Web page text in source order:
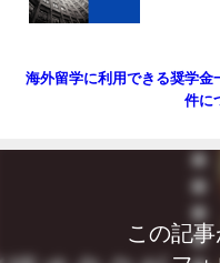
海外留学に利用できる奨学
件に
この記